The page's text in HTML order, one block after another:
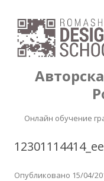
Онлайн обучение
Опубликовано 15/04/